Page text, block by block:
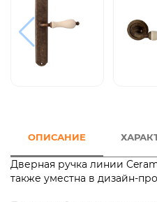
ОПИСАНИЕ
Дверная ручка линии
также уместна в дизайн-